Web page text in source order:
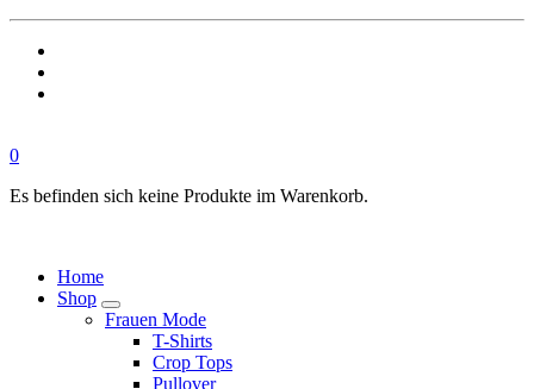
0
Es befinden sich keine Produkte im Warenkorb.
Home
Shop
Frauen Mode
T-Shirts
Crop Tops
Pullover